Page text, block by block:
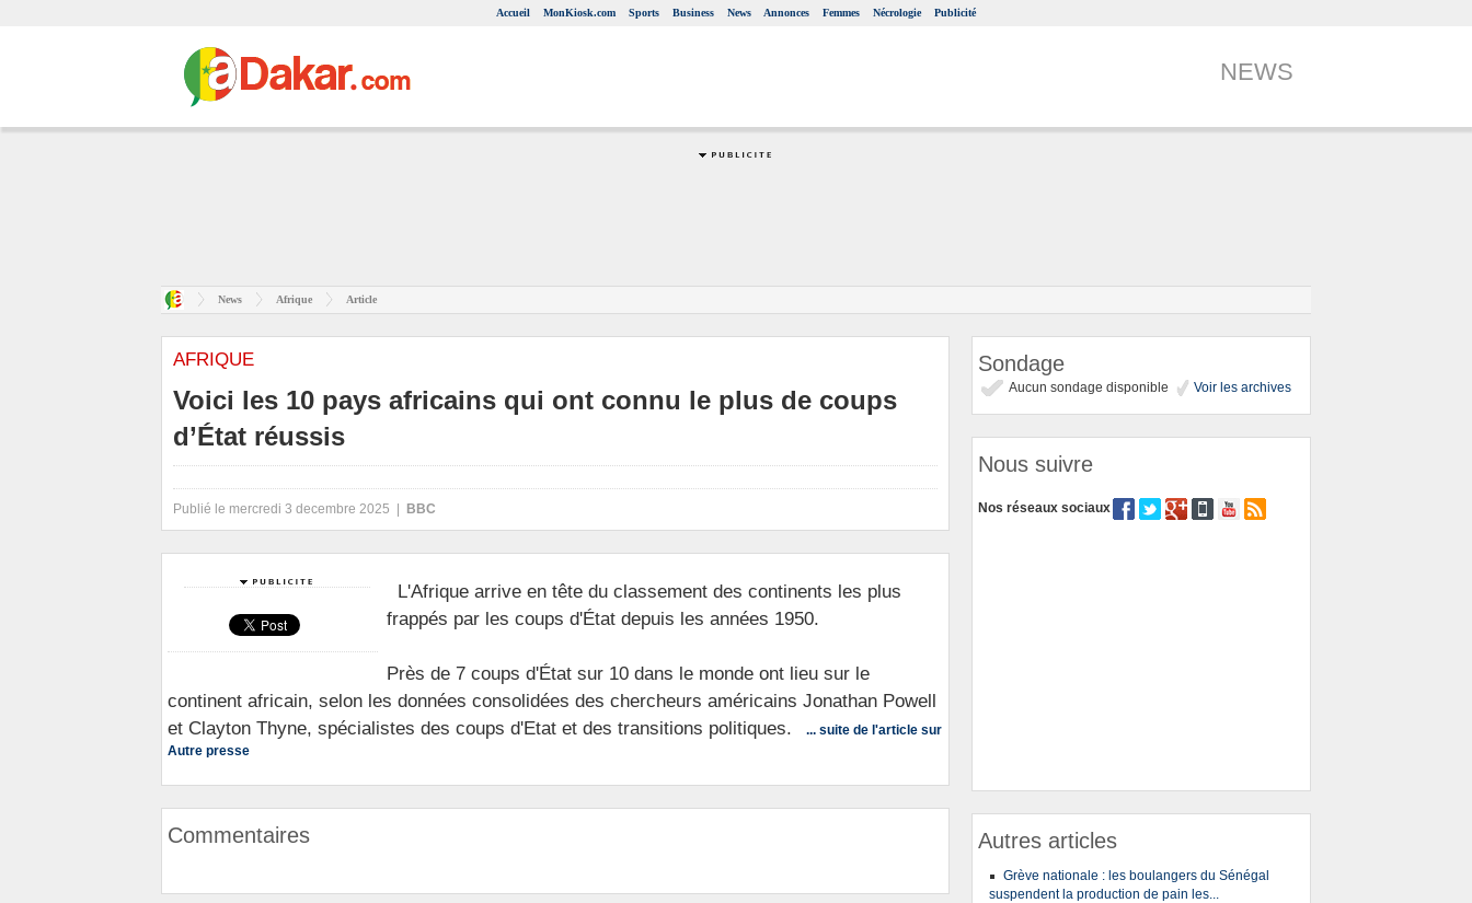
Accueil MonKiosk.com Sports Business News Annonces Femmes Nécrologie Publicité
NEWS
News Afrique Article
AFRIQUE
Voici les 10 pays africains qui ont connu le plus de coups
d’État réussis
Publié le mercredi 3 decembre 2025 | BBC
L'Afrique arrive en tête du classement des continents les plus
frappés par les coups d'État depuis les années 1950.
Près de 7 coups d'État sur 10 dans le monde ont lieu sur le
continent africain, selon les données consolidées des chercheurs américains Jonathan Powell
et Clayton Thyne, spécialistes des coups d'Etat et des transitions politiques.
... suite de l'article sur
Autre presse
Commentaires
Sondage
Aucun sondage disponible Voir les archives
Nous suivre
Nos réseaux sociaux
Autres articles
Grève nationale : les boulangers du Sénégal
suspendent la production de pain les...